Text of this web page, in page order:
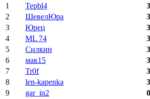
1
Tepbl4
2
ШевелЮра
3
Юрец
4
ML 74
5
Силкин
6
мак15
7
Tr0f
8
len-kapenka
9
gar_in2